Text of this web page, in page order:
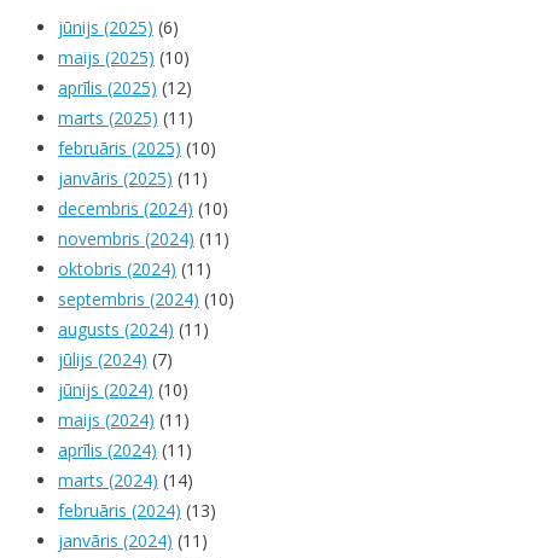
jūnijs (2025) (6)
maijs (2025) (10)
aprīlis (2025) (12)
marts (2025) (11)
februāris (2025) (10)
janvāris (2025) (11)
decembris (2024) (10)
novembris (2024) (11)
oktobris (2024) (11)
septembris (2024) (10)
augusts (2024) (11)
jūlijs (2024) (7)
jūnijs (2024) (10)
maijs (2024) (11)
aprīlis (2024) (11)
marts (2024) (14)
februāris (2024) (13)
janvāris (2024) (11)